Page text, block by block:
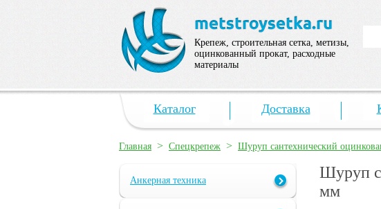
Крепеж, строительная сетка, метизы,
оцинкованный прокат, расходные
материалы
Каталог Доставка
Главная > Спецкрепеж > Шуруп сантехнический
Анкерная техника
Шуруп
мм